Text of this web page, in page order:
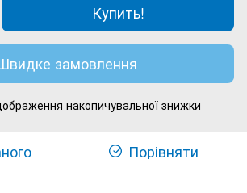
Купить!
замовлення
накопичувальної знижки
Порівняти